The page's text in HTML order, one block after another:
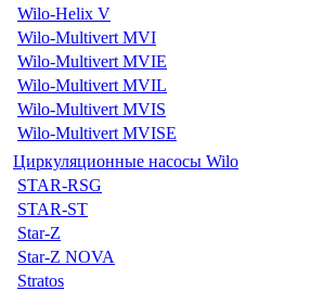
Wilo-Helix V
Wilo-Multivert MVI
Wilo-Multivert MVIE
Wilo-Multivert MVIL
Wilo-Multivert MVIS
Wilo-Multivert MVISE
Циркуляционные насосы Wilo
STAR-RSG
STAR-ST
Star-Z
Star-Z NOVA
Stratos